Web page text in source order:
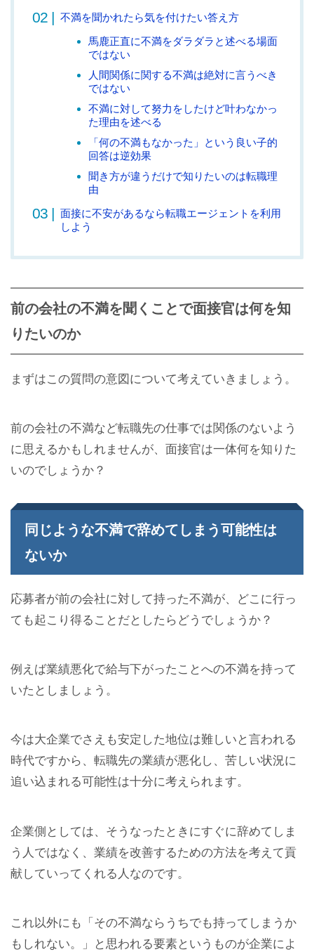
不満を聞かれたら気を付けたい答え方
馬鹿正直に不満をダラダラと述べる場面
ではない
人間関係に関する不満は絶対に言うべき
ではない
不満に対して努力をしたけど叶わなかっ
た理由を述べる
「何の不満もなかった」という良い子的
回答は逆効果
聞き方が違うだけで知りたいのは転職理
由
面接に不安があるなら転職エージェントを利用
しよう
前の会社の不満を聞くことで面接官は何を知
りたいのか
まずはこの質問の意図について考えていきましょう。
前の会社の不満など転職先の仕事では関係のないよう
に思えるかもしれませんが、面接官は一体何を知りた
いのでしょうか？
同じような不満で辞めてしまう可能性は
ないか
応募者が前の会社に対して持った不満が、どこに行っ
ても起こり得ることだとしたらどうでしょうか？
例えば業績悪化で給与下がったことへの不満を持って
いたとしましょう。
今は大企業でさえも安定した地位は難しいと言われる
時代ですから、転職先の業績が悪化し、苦しい状況に
追い込まれる可能性は十分に考えられます。
企業側としては、そうなったときにすぐに辞めてしま
う人ではなく、業績を改善するための方法を考えて貢
献していってくれる人なのです。
これ以外にも「その不満ならうちでも持ってしまうか
もしれない。」と思われる要素というものが企業によ